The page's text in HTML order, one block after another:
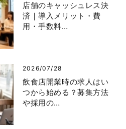
店舗のキャッシュレス決
済｜導入メリット・費
用・手数料…
2026/07/28
飲食店開業時の求人はい
つから始める？募集方法
や採用の…